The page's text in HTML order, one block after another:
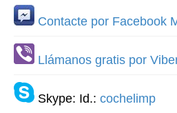
Contacte por Facebook
Llámanos gratis por
Skype: Id.: cochelimp